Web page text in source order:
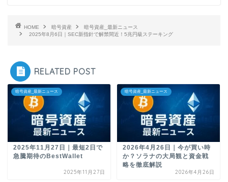
HOME 暗号資産
暗号資産_最新ニュース
2025年8月6日｜SEC新指針で解禁間近！5兆円級ステーキング
RELATED POST
暗号資産_最新ニュース
2025年11月27日｜最短2日で
急騰期待のBestWallet
2025年11月27日
暗号資産_最新ニュース
2026年4月26日｜今が買い時
か？ソラナの大局観と資金戦
略を徹底解説
2026年4月26日